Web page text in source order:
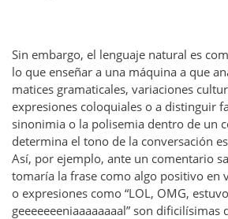
Sin embargo, el lenguaje natural es
lo que enseñar a una máquina a que
matices gramaticales, variaciones
expresiones coloquiales o a distinguir
sinonimia o la polisemia dentro de un
determina el tono de la conversación
Así, por ejemplo, ante un comentario
tomaría la frase como algo positivo en
o expresiones como “LOL, OMG, estuvo
geeeeeeeniaaaaaaaal” son dificilísimas